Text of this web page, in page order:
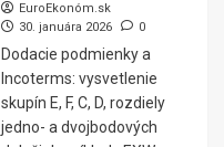
EuroEkonóm.sk
30. januára 2026
0
Dodacie podmienky a
Incoterms: vysvetlenie
skupín E, F, C, D, rozdiely
jedno- a dvojbodových